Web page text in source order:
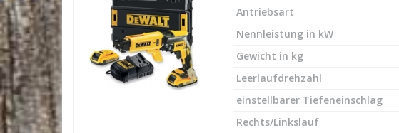
Antriebsart
Nennleistung in kW
Gewicht in kg
Leerlaufdrehzahl
einstellbarer Tiefeneinschlag
Rechts/Linkslauf